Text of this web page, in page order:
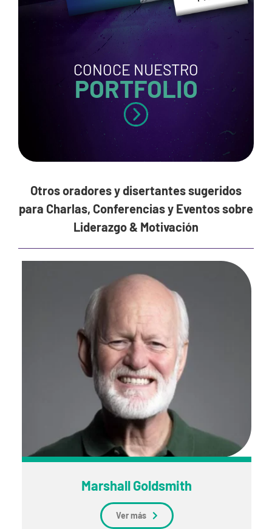
CONOCE NUESTRO
PORTFOLIO
Otros oradores y disertantes sugeridos
para Charlas, Conferencias y Eventos sobre
Liderazgo & Motivación
Marshall Goldsmith
Ver más